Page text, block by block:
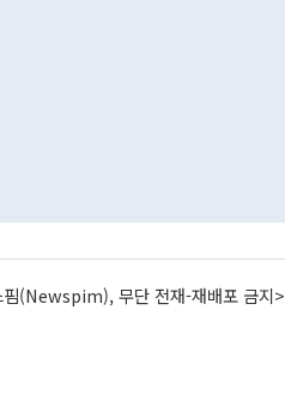
핌(Newspim), 무단 전재-재배포 금지>